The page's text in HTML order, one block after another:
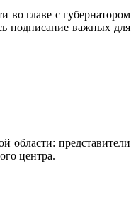
во главе с губернатором
подписание важных для
области: представители
центра.